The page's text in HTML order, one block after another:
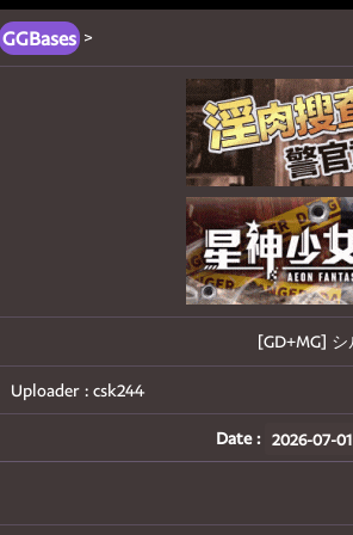
GGBases>
[GD+MG]
Uploader :csk244
Date : 2026-07-